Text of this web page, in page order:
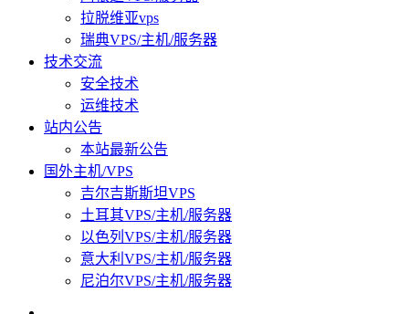
拉脱维亚vps
瑞典VPS/主机/服务器
技术交流
安全技术
运维技术
站内公告
本站最新公告
国外主机/VPS
吉尔吉斯斯坦VPS
土耳其VPS/主机/服务器
以色列VPS/主机/服务器
意大利VPS/主机/服务器
尼泊尔VPS/主机/服务器